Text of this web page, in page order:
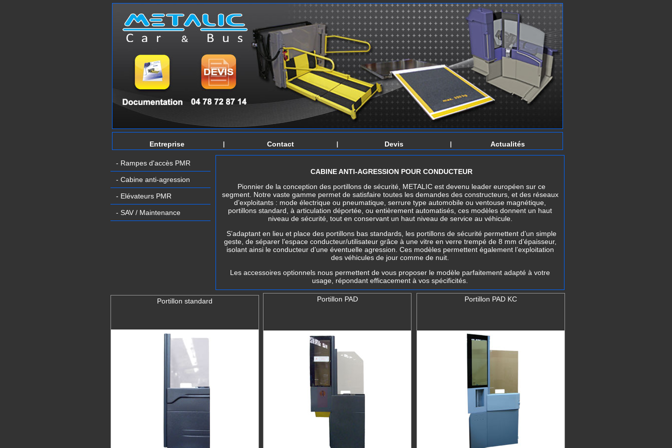
Entreprise Contact Devis Actualités
- Rampes d'accès PMR
- Cabine anti-agression
- Elévateurs PMR
- SAV / Maintenance
CABINE ANTI-AGRESSION POUR CONDUCTEUR
Pionnier de la conception des portillons de sécurité, METALIC est devenu leader européen sur ce
segment. Notre vaste gamme permet de satisfaire toutes les demandes des constructeurs, et des réseaux
d’exploitants : mode électrique ou pneumatique, serrure type automobile ou ventouse magnétique
portillons standard, à articulation déportée, ou entièrement automatisés, ces modèles donnent un haut
niveau de sécurité, tout en conservant un haut niveau de service au véhicule.
S’adaptant en lieu et place des portillons bas standards, les portillons de sécuritépermettent d’un simple
geste, de séparer l’espace conducteur/utilisateur grâce à une vitre en verre trempé de 8 mm d’épaisseur,
isolant ainsi le conducteur d’une éventuelle agression. Ces modèles permettent également l’exploitation
des véhicules de jour comme de nuit.
Les accessoires optionnels nous permettent de vous proposer le modèle parfaitement adapté à votre
usage, répondant efficacement à vos spécificités.
Portillon standard Portillon PAD Portillon PAD KC